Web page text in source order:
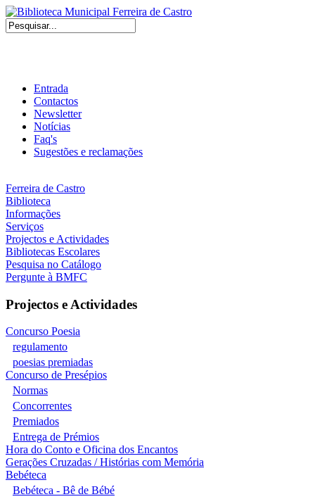
Entrada
Contactos
Newsletter
Notícias
Faq's
Sugestões e reclamações
Ferreira de Castro
Biblioteca
Informações
Serviços
Projectos e Actividades
Bibliotecas Escolares
Pesquisa no Catálogo
Pergunte à BMFC
Projectos e Actividades
Concurso Poesia
regulamento
poesias premiadas
Concurso de Presépios
Normas
Concorrentes
Premiados
Entrega de Prémios
Hora do Conto e Oficina dos Encantos
Gerações Cruzadas / Histórias com Memória
Bebéteca
Bebéteca - Bê de Bébé